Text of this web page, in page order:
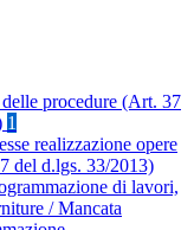
procedure (Art. 37
1
realizzazione opere
del d.lgs. 33/2013)
di lavori,
/ Mancata